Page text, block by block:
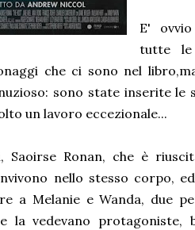
E'
tutte
che ci sono nel
sono state inserite
un lavoro eccezionale...
Saoirse Ronan, che è
nello stesso corpo,
a Melanie e Wanda, due
la vedevano protagoniste,